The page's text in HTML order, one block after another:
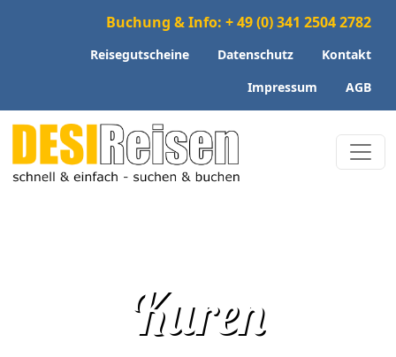
Buchung & Info: + 49 (0) 341 2504 2782
Reisegutscheine Datenschutz
Kontakt
Impressum
AGB
Kuren